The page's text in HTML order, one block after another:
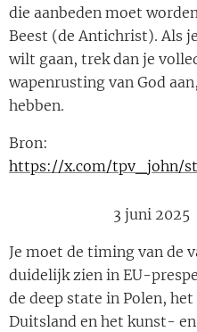
die aanbeden moet
Beest (de Antichrist). Als
wilt gaan, trek dan je
wapenrusting van God
hebben.
Bron:
https://x.com/tpv_john/
3 juni 2025 │
Je moet de timing van de
duidelijk zien in EU-
de deep state in Polen,
Duitsland en het kunst-